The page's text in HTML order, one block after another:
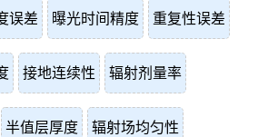
误差 曝光时间精度 重复性误差
接地连续性 辐射剂量率
半值层厚度 辐射场均匀性